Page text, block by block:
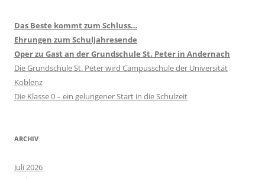
Das Beste kommt zum Schluss…
Ehrungen zum Schuljahresende
Oper zu Gast an der Grundschule St. Peter in Andernach
Die Grundschule St. Peter wird Campusschule der Universität
Koblenz
Die Klasse 0 – ein gelungener Start in die Schulzeit
ARCHIV
Juli 2026